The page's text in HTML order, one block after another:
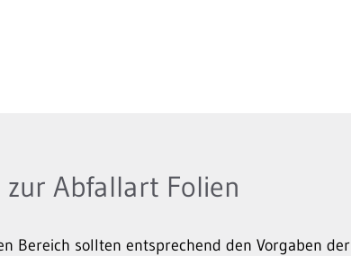
Abfallart Folien
Bereich sollten entsprechend den Vorgaben der